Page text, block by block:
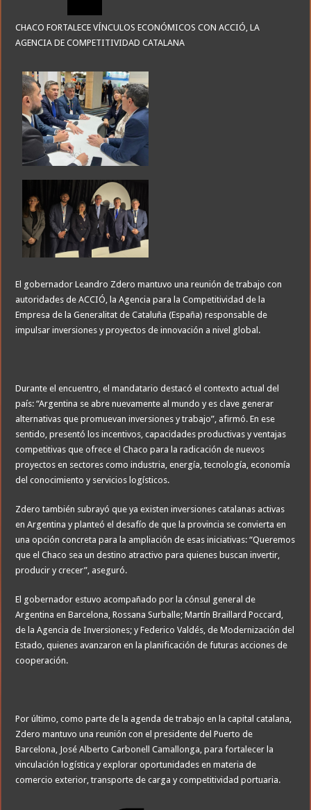
CHACO FORTALECE VÍNCULOS ECONÓMICOS CON ACCIÓ, LA
AGENCIA DE COMPETITIVIDAD CATALANA
El gobernador Leandro Zdero mantuvo una reunión de trabajo con
autoridades de ACCIÓ, la Agencia para la Competitividad de la
Empresa de la Generalitat de Cataluña (España) responsable de
impulsar inversiones y proyectos de innovación a nivel global.
Durante el encuentro, el mandatario destacó el contexto actual del
país: “Argentina se abre nuevamente al mundo y es clave generar
alternativas que promuevan inversiones y trabajo”, afirmó. En ese
sentido, presentó los incentivos, capacidades productivas y ventajas
competitivas que ofrece el Chaco para la radicación de nuevos
proyectos en sectores como industria, energía, tecnología, economía
del conocimiento y servicios logísticos.
Zdero también subrayó que ya existen inversiones catalanas activas
en Argentina y planteó el desafío de que la provincia se convierta en
una opción concreta para la ampliación de esas iniciativas: “Queremos
que el Chaco sea un destino atractivo para quienes buscan invertir,
producir y crecer”, aseguró.
El gobernador estuvo acompañado por la cónsul general de
Argentina en Barcelona, Rossana Surballe; Martín Braillard Poccard,
de la Agencia de Inversiones; y Federico Valdés, de Modernización del
Estado, quienes avanzaron en la planificación de futuras acciones de
cooperación.
Por último, como parte de la agenda de trabajo en la capital catalana,
Zdero mantuvo una reunión con el presidente del Puerto de
Barcelona, José Alberto Carbonell Camallonga, para fortalecer la
vinculación logística y explorar oportunidades en materia de
comercio exterior, transporte de carga y competitividad portuaria.